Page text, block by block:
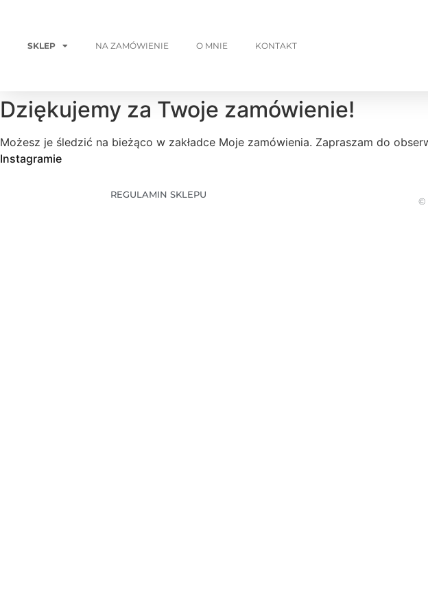
SKLEP NA ZAMÓWIENIE O MNIE KONTAKT
Dziękujemy za Twoje zamówienie!
Możesz je śledzić na bieżąco w zakładce Moje zamówienia. Zapraszam do
Instagramie
REGULAMIN SKLEPU
©